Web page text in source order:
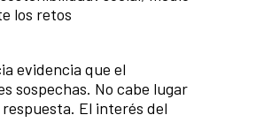
los retos
evidencia que el
sospechas. No cabe lugar
El interés del